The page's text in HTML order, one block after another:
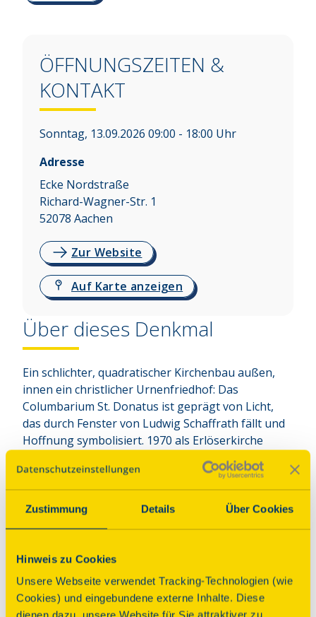
Zustimmung Details Über Cookies
Hinweis zu Cookies
Unsere Webseite verwendet Tracking-Technologien (wie
Cookies) und eingebundene externe Inhalte. Diese
ÖFFNUNGSZEITEN &
KONTAKT
Sonntag, 13.09.2026 09:00 - 18:00 Uhr
Adresse
Ecke Nordstraße
Richard-Wagner-Str. 1
52078 Aachen
Zur Website
Auf Karte anzeigen
Über dieses Denkmal
Ein schlichter, quadratischer Kirchenbau außen,
innen ein christlicher Urnenfriedhof: Das
Columbarium St. Donatus ist geprägt von Licht,
das durch Fenster von Ludwig Schaffrath fällt und
Hoffnung symbolisiert. 1970 als Erlöserkirche
geweiht, wurde es 2015 zum Columbarium
umgebaut. Seit 2016 dient es als Begräbnisstätte
für Urnen. Vergoldete Grabplatten reflektieren das
Licht und lenken den Blick auf die Namen der
Verstorbenen.
Programm
Führung um 12:00 Uhr durch das Columbarium mit